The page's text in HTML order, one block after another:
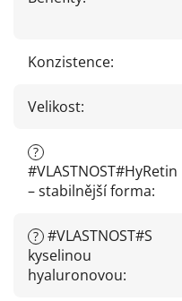
Konzistence:
Velikost:
?
#VLASTNOST#HyRetin
– stabilnější forma:
? #VLASTNOST#S
kyselinou
hyaluronovou: